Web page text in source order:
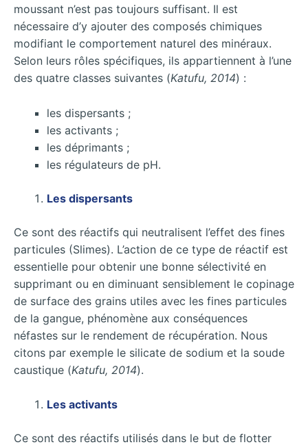
moussant n’est pas toujours suffisant. Il est
nécessaire d’y ajouter des composés chimiques
modifiant le comportement naturel des minéraux.
Selon leurs rôles spécifiques, ils appartiennent à l’une
des quatre classes suivantes (Katufu, 2014) :
les dispersants ;
les activants ;
les déprimants ;
les régulateurs de pH.
Les dispersants
Ce sont des réactifs qui neutralisent l’effet des fines
particules (Slimes). L’action de ce type de réactif est
essentielle pour obtenir une bonne sélectivité en
supprimant ou en diminuant sensiblement le copinage
de surface des grains utiles avec les fines particules
de la gangue, phénomène aux conséquences
néfastes sur le rendement de récupération. Nous
citons par exemple le silicate de sodium et la soude
caustique (Katufu, 2014).
Les activants
Ce sont des réactifs utilisés dans le but de flotter